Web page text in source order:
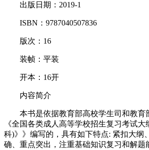
出版日期：2019-1
ISBN：9787040507836
版次：16
装帧：平装
开本：16开
内容简介
本书是依据教育部高校学生司和教育
《全国各类成人高等学校招生复习考试
科)》》编写的，具有如下特点: 紧扣大纲
确、重点突出，注重基础知识复习和解题